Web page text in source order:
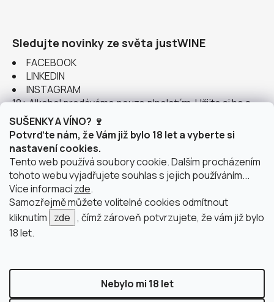
SUŠENKY A VÍNO? 🍷
Potvrďte nám, že Vám již bylo 18 let a vyberte si
nastavení cookies.
Tento web používá soubory cookie. Dalším procházením
tohoto webu vyjadřujete souhlas s jejich používáním...
Více informacízde.
Samozřejmě můžete volitelné cookies odmítnout
kliknutím zde , čímž zároveň potvrzujete, že vám již bylo
18 let.
Nebylo mi 18 let
Sledujte novinky ze světa justWINE
FACEBOOK
LINKEDIN
INSTAGRAM
18+ Alkohol prodáváme pouze plnoletým. Užijte si ho s
rozumem.
Instagram